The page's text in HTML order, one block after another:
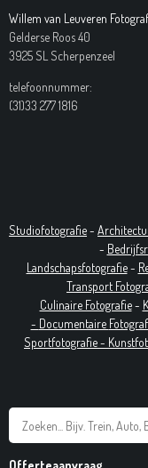
Willem van Leuveren
Gelderse Roos 40
3925 SL Scherpenzeel
telefoonnummer:
(31)33 277 1816
Studiofotografie-
-
Landschapsfotografie-
Transport
Culinaire Fotografie-
- Documentaire
Sportfotografie -
Offerteaanvraag